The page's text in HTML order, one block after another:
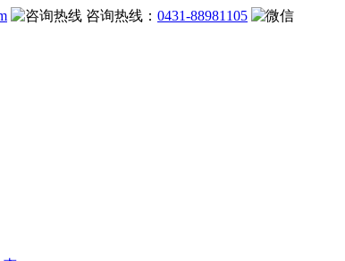
咨询热线： 0431-88981105